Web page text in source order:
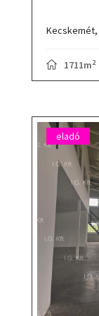
Kecskemét,
1711m2
eladó